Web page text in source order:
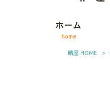
ホーム
home
晴屋 HOME >